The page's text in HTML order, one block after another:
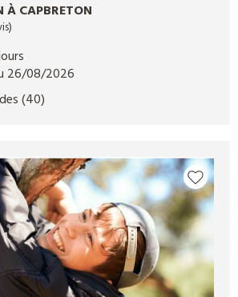
À CAPBRETON
26/08/2026
(40)